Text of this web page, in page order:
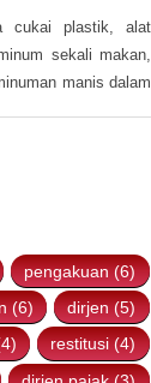
cukai plastik, alat
sekali makan,
manis dalam
RI bersama
pengakuan (6)
(6)
dirjen (5)
restitusi (4)
dirjen pajak (3)